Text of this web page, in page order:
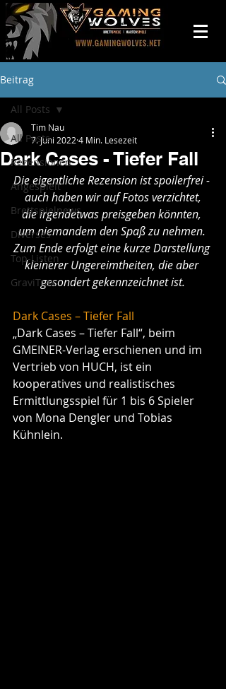
Beitrag
All Posts
Rezensionen
Angespielt
Brettspielnews
Diverses
Top-Listen
GraviTrax
All Posts
Dark Cases - Tiefer Fall
Tim Nau
7. Juni 2022 4 Min. Lesezeit
Die eigentliche Rezension ist spoilerfrei -
auch haben wir auf Fotos verzichtet,
die irgendetwas preisgeben könnten,
um niemandem den Spaß zu nehmen.
Zum Ende erfolgt eine kurze Darstellung
kleinerer Ungereimtheiten, die aber
gesondert gekennzeichnet ist.
Dark Cases – Tiefer Fall
„Dark Cases – Tiefer Fall“, beim
GMEINER-Verlag erschienen und im
Vertrieb von HUCH, ist ein
kooperatives und realistisches
Ermittlungsspiel für 1 bis 6 Spieler
von Mona Dengler und Tobias
Kühnlein.